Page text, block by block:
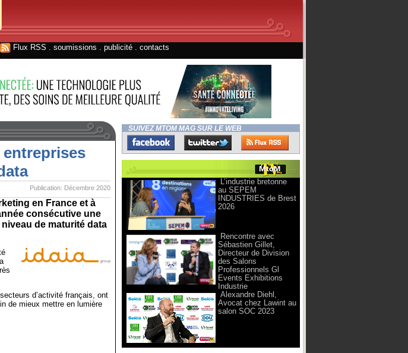
Flux RSS soumissions publicité contacts
entreprises
Publication: Décembre 2020
en France et à
consécutive une
de maturité data
d’activité français, ont
de mieux mettre en lumière
SUIVEZ MTOM MAG SUR LE WEB
L’industrie bretonne
au SEPEM
INDUSTRIES de Brest
2026
Rencontre avec
Sébastien Gillet,
Directeur de Division
des Salons
Professionnels Gl
Events Exhibitions
Industrie
Alexandre Diehl,
Avocat chez Lawint au
salon SOC 2023